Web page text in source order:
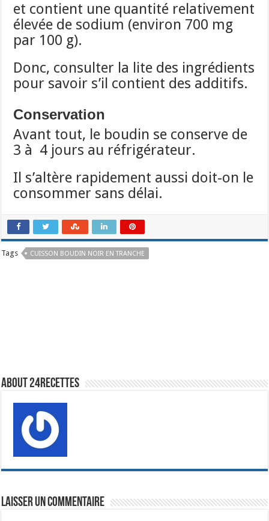
et contient une quantité relativement
élevée de sodium (environ 700 mg
par 100 g).
Donc, consulter la lite des ingrédients
pour savoir s’il contient des additifs.
Conservation
Avant tout, le boudin se conserve de
3 à 4 jours au réfrigérateur.
Il s’altère rapidement aussi doit-on le
consommer sans délai.
Tags CUISSON BOUDIN NOIR EN TRANCHE
About 24recettes
Laisser un commentaire